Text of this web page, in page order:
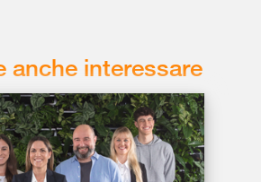
anche interessare